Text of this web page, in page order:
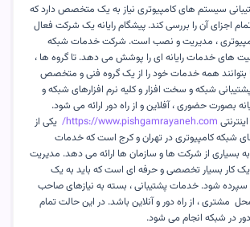
سیستم های کامپیوتری نیاز به یک متخصص دارد که
اجزای آن را بررسی کند. پیشگام رایانه یک شرکت فعال
، مدیریت و نصب است. شرکت خدمات شبکه
های خدمات رایانه ای را پوشش می دهد. تا گروه ها ،
همه خدمات خود را از یک گروه فنی و متخصص
شبکه و سخت افزار و کلیه نرم افزارهای شبکه و
بصورت حضوری ، آفلاین و از راه دور ارائه می شود.
https://www.pishgamrayaneh.com/ یکی از
شبکه کامپیوتری در تهران و کرج است که خدمات
بسیاری از شرکت ها و سازمان ها ارائه می دهد. مدیریت
کار بسیار تخصصی و حرفه ای است که باید به یک
شود. خدمات پشتیبانی ، بسته به نیازهای صاحب
مشتری ، از راه دور و آنلاین باشد. در این حالت تمام
در شبکه انجام می شود.